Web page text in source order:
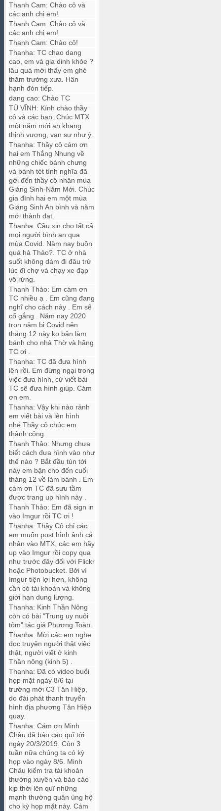
Thanh Cam: Chào cô và
các anh chị em!
Thanh Cam: Chào cô và
các anh chị em!
Thanh Cam: Chào cô!
Thanha: TC chao dang
cao, em và gia dinh khỏe ?
lâu quá mới thấy em ghé
thăm trường xưa. Hân
hạnh đón tiếp.
dang cao: Chào TC
TÚ VĨNH: Kính chào thầy
cô và các bạn. Chúc MTX
một năm mới an khang
thịnh vượng, vạn sự như ý.
Thanha: Thầy cô cám ơn
hai em Thắng Nhung về
những chiếc bánh chưng
và bánh tét tình nghĩa đã
gởi đến thầy cô nhân mùa
Giáng Sinh-Năm Mới. Chúc
gia đình hai em một mùa
Giáng Sinh An bình và năm
mới thành đạt.
Thanha: Cầu xin cho tất cả
mọi người bình an qua
mùa Covid. Năm nay buồn
quá hả Thảo?. TC ở nhà
suốt không dám đi đâu trừ
lúc đi chợ và chạy xe đạp
vô rừng.
Thanh Thảo: Em cám ơn
TC nhiều ạ . Em cũng đang
nghĩ cho cách này . Em sẽ
cố gắng . Năm nay 2020
trọn năm bị Covid nên
tháng 12 này ko bận làm
bánh cho nhà Thờ và hãng
TC ơi .
Thanha: TC đã đưa hình
lên rồi. Em đừng ngại trong
việc đưa hình, cứ viết bài
TC sẽ đưa hình giúp. Cám
ơn em.
Thanha: Vậy khi nào rảnh
em viết bài và lên hình
nhé.Thầy cô chúc em
thành công.
Thanh Thảo: Nhưng chưa
biết cách đưa hình vào như
thế nào ? Bắt đầu tùn tới
này em bận cho đến cuối
tháng 12 về làm bánh . Em
cám ơn TC đã sưu tầm
được trang up hình này .
Thanh Thảo: Em đã sign in
vào Imgur rồi TC ơi !
Thanha: Thầy Cô chỉ các
em muốn post hình ảnh cá
nhân vào MTX, các em hãy
up vào Imgur rồi copy qua
như trước đây đối với Flickr
hoặc Photobucket. Bởi vì
Imgur tiện lợi hơn, không
cần có tài khoản và không
giới hạn dung lượng.
Thanha: Kinh Thần Nông
còn có bài "Trung uy nuôi
tôm" tác giả Phương Toàn.
Thanha: Mời các em nghe
đọc truyện người thật việc
thật, người viết ở kinh
Thần nông (kinh 5) .
Thanha: Đã có video buổi
họp mặt ngày 8/6 tại
trường mới C3 Tân Hiệp,
do đài phát thanh truyển
hình địa phương Tân Hiệp
quay.
Thanha: Cám ơn Minh
Châu đã báo cáo quĩ tới
ngày 20/3/2019. Còn 3
tuần nữa chúng ta có kỳ
họp vào ngày 8/6. Minh
Châu kiểm tra tài khoản
thường xuyên và báo cáo
kịp thời lên quĩ những
mạnh thường quân ủng hộ
cho kỳ họp mặt này. Cám